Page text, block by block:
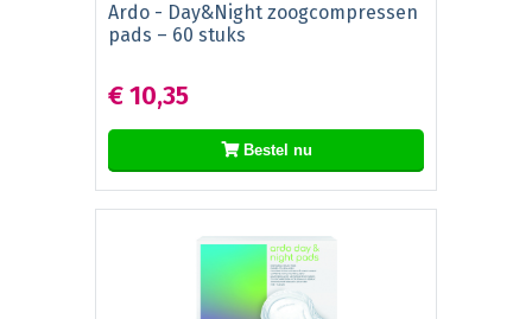
Ardo - Day&Night zoogcompressen
pads – 60 stuks
€ 10,35
Bestel nu